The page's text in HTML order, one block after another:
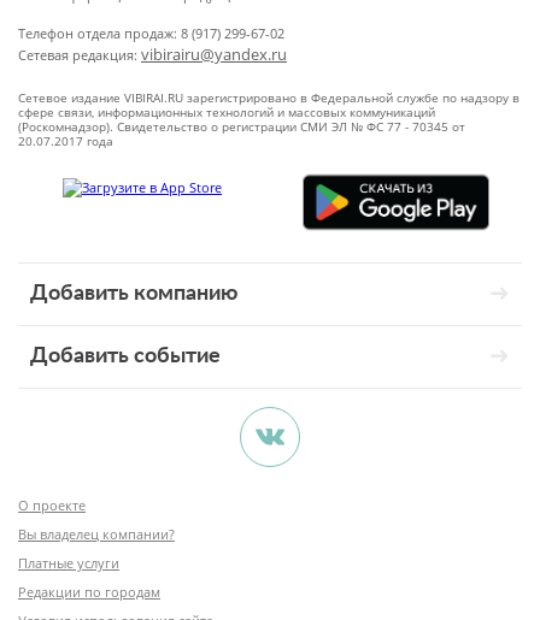
Телефон отдела продаж: 8 (917) 299-67-02
Сетевая редакция: vibirairu@yandex.ru
Сетевое издание VIBIRAI.RU зарегистрировано в Федеральной службе по надзору в
сфере связи, информационных технологий и массовых коммуникаций
(Роскомнадзор). Свидетельство о регистрации СМИ ЭЛ № ФС 77 - 70345 от
20.07.2017 года
Добавить компанию
Добавить событие
О проекте
Вы владелец компании?
Платные услуги
Редакции по городам